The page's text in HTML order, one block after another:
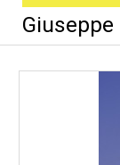
Giuseppe